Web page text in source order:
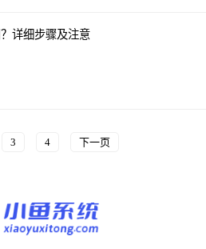
详细步骤及注意
3 4 下一页